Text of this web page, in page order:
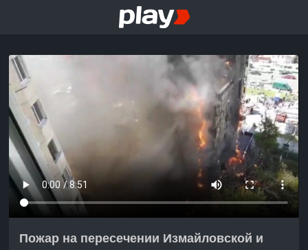
Пожар на пересечении Измайловской и